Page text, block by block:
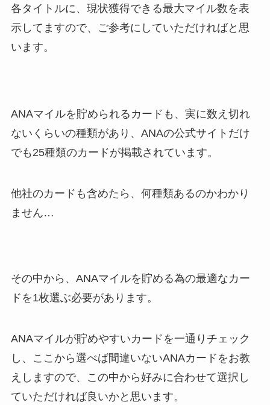
各タイトルに、現状獲得できる最大マイル数を表
示してますので、ご参考にしていただければと思
います。
ANAマイルを貯められるカードも、実に数え切れ
ないくらいの種類があり、ANAの公式サイトだけ
でも25種類のカードが掲載されています。
他社のカードも含めたら、何種類あるのかわかり
ません…
その中から、ANAマイルを貯める為の最適なカー
ドを1枚選ぶ必要があります。
ANAマイルが貯めやすいカードを一通りチェック
し、ここから選べば間違いないANAカードをお教
えしますので、この中から好みに合わせて選択し
ていただければ良いかと思います。